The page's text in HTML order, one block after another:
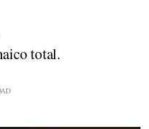
total.